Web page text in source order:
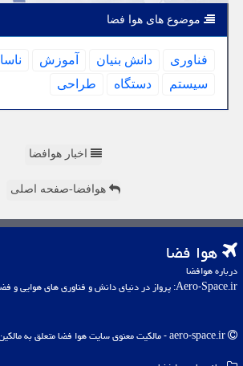
موضوع های هوا فضا
فناوری دانش بنیان آموزش ناسا
سیستم
دستگاه طراحی
اخبار هوافضا
هوافضا-صفحه اصلی
هوا فضا
درباره هوافضا
Aero-Space.ir: پرواز در دنیای دانش و فناوری های هوایی و فضایی، از زمین تا کهکشان